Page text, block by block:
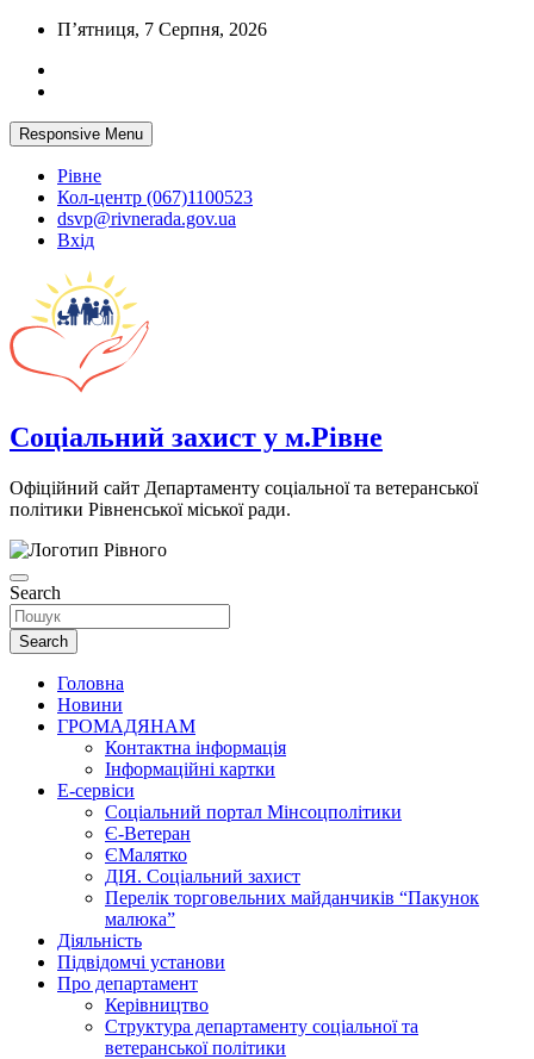
Skip
content
П’ятниця, 7 Серпня, 2026
Responsive Menu
Рівне
Кол-центр (067)1100523
dsvp@rivnerada.gov.ua
Вхід
Соціальний захист у м.Рівне
Офіційний сайт Департаменту соціальної та ветеранської
політики Рівненської міської ради.
Search
Search
Головна
Новини
ГРОМАДЯНАМ
Контактна інформація
Інформаційні картки
Е-сервіси
Соціальний портал Мінсоцполітики
Є-Ветеран
ЄМалятко
ДІЯ. Соціальний захист
Перелік торговельних майданчиків “Пакунок
малюка”
Діяльність
Підвідомчі установи
Про департамент
Керівництво
Структура департаменту соціальної та
ветеранської політики